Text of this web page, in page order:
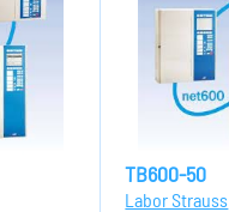
TB600-50
Labor Strauss